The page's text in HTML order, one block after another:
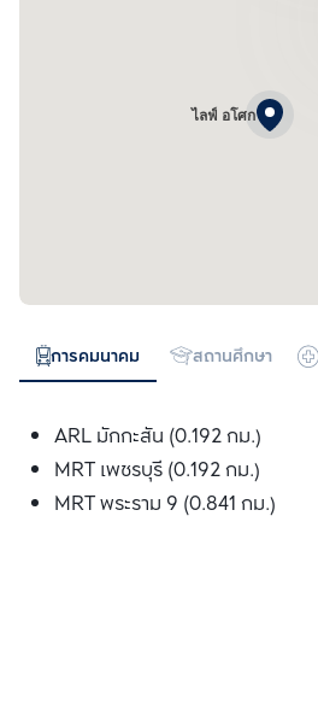
ไลฟ์ อโศก
การคมนาคม สถานศึกษา
ARL มักกะสัน (0.192 กม.)
MRT เพชรบุรี (0.192 กม.)
MRT พระราม 9 (0.841 กม.)